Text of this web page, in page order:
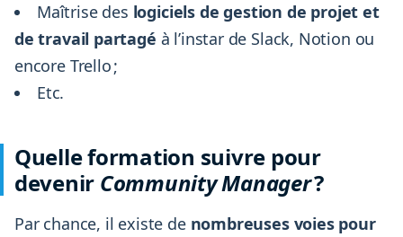
Maîtrise des logiciels de gestion de projet et
de travail partagé à l’instar de Slack, Notion ou
encore Trello ;
Etc.
Quelle formation suivre pour
devenir Community Manager?
Par chance, il existe denombreuses voies pour